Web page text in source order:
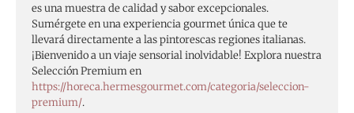
es una muestra de calidad y sabor excepcionales.
Sumérgete en una experiencia gourmet única que te
llevará directamente a las pintorescas regiones italianas.
¡Bienvenido a un viaje sensorial inolvidable! Explora nuestra
Selección Premium en
https://horeca.hermesgourmet.com/categoria/seleccion-
premium/.